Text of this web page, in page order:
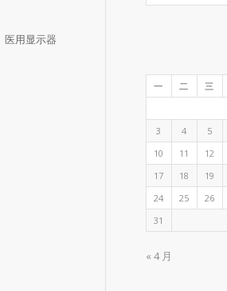
医用显示器
一 二 三
3
4 5
10
11 12
17
18 19
24
25 26
31
« 4 月